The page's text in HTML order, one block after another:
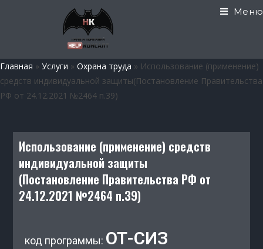
Меню
Главная » Услуги » Охрана труда » Использование (применение)
средств индивидуальной защиты(Постановление Правительства
РФ от 24.12.2021 №2464 п.39)
Использование (применение) средств
индивидуальной защиты
(Постановление Правительства РФ от
24.12.2021 №2464 п.39)
код программы: ОТ-СИЗ